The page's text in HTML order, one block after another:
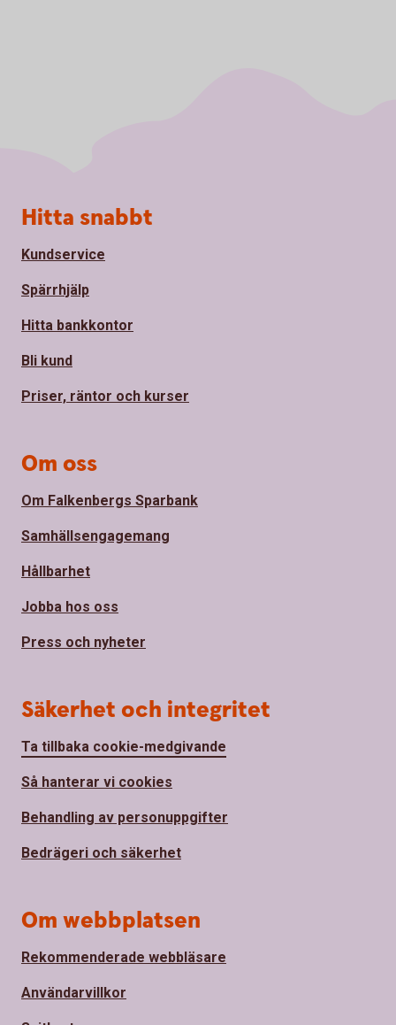
Sidfot
Hitta snabbt
Kundservice
Spärrhjälp
Hitta bankkontor
Bli kund
Priser, räntor och kurser
Om oss
Om Falkenbergs Sparbank
Samhällsengagemang
Hållbarhet
Jobba hos oss
Press och nyheter
Säkerhet och integritet
Ta tillbaka cookie-medgivande
Så hanterar vi cookies
Behandling av personuppgifter
Bedrägeri och säkerhet
Om webbplatsen
Rekommenderade webbläsare
Användarvillkor